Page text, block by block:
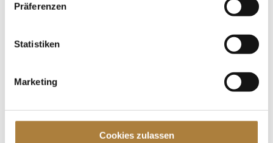
Präferenzen
Statistiken
Marketing
Cookies zulassen
Spenden
Aktuelle News
Weltmeister
100. Geburtstag von HGW: Warendorf erinnert an